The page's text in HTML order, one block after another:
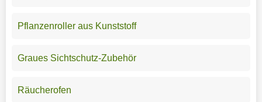
Pflanzenroller aus Kunststoff
Graues Sichtschutz-Zubehör
Räucherofen